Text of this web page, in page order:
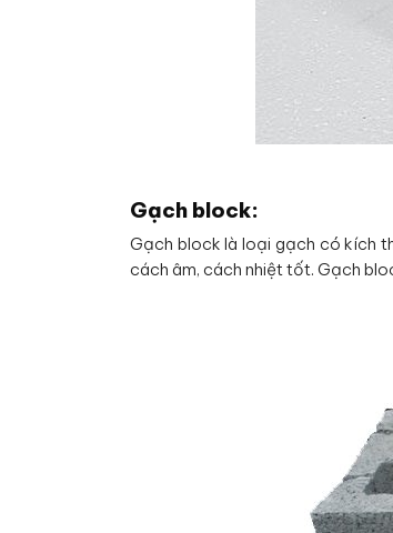
Gạch block:
Gạch block là loại gạch có kích
cách âm, cách nhiệt tốt. Gạch